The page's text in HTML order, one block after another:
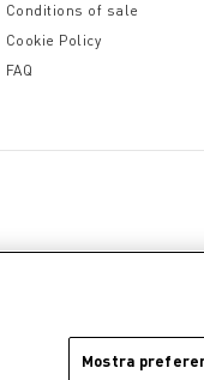
Conditions of sale
Cookie Policy
FAQ
Mostra